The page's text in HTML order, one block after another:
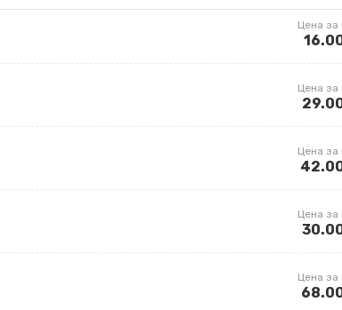
Цена за
Цена за
Цена за
Цена за
Цена за